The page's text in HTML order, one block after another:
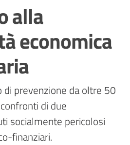
alla
economica
di prevenzione da oltre 50
di due
socialmente pericolosi
finanziari.